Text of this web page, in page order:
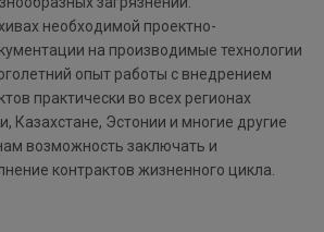
необходимой проектно-
на производимые технологии
опыт работы с внедрением
практически во всех регионах
Казахстане, Эстонии и многие другие
возможность заключать и
контрактов жизненного цикла.